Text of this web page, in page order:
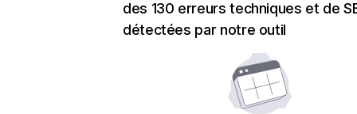
des 130 erreurs techniques et de
détectées par notre outil